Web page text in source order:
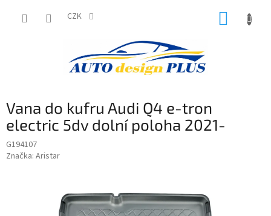
CZK
Vana do kufru Audi Q4 e-tron
electric 5dv dolní poloha 2021-
G194107
Značka: Aristar